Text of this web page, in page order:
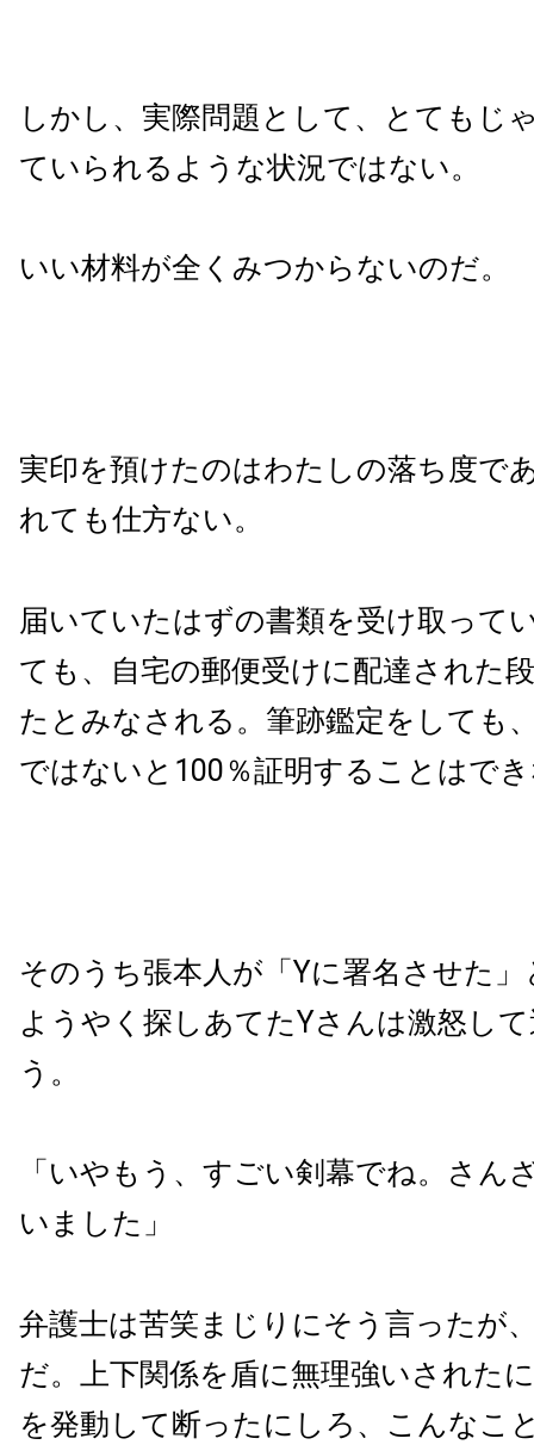
しかし、実際問題として、とてもじ
ていられるような状況ではない。
いい材料が全くみつからないのだ。
実印を預けたのはわたしの落ち度で
れても仕方ない。
届いていたはずの書類を受け取って
ても、自宅の郵便受けに配達された
たとみなされる。筆跡鑑定をしても
ではないと100％証明することはで
そのうち張本人が「Yに署名させた
ようやく探しあてたYさんは激怒し
う。
「いやもう、すごい剣幕でね。さん
いました」
弁護士は苦笑まじりにそう言ったが
だ。上下関係を盾に無理強いされた
を発動して断ったにしろ、こんなこ